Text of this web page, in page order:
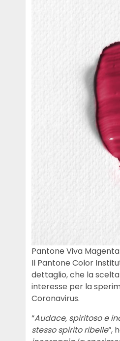
Pantone Viva
Il Pantone Color
dettaglio, che la
interesse per la
Coronavirus.
“Audace, spiritoso e
stesso spirito ribelle“,